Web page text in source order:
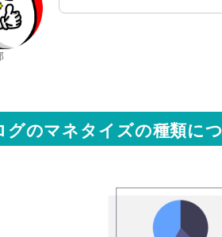
グのマネタイズの種類に